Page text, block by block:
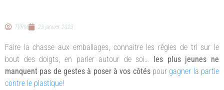
TVRM 23 janvier 2023
Faire la chasse aux emballages, connaitre les règles de tri sur le
bout des doigts, en parler autour de soi… les plus jeunes ne
manquent pas de gestes à poser à vos côtés pour gagner la partie
contre le plastique!